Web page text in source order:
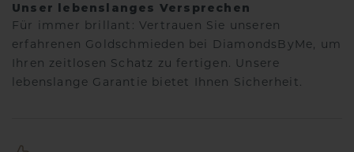
Unser lebenslanges Versprechen
Für immer brillant: Vertrauen Sie unseren
erfahrenen Goldschmieden bei DiamondsByMe, um
Ihren zeitlosen Schatz zu fertigen. Unsere
lebenslange Garantie bietet Ihnen Sicherheit.